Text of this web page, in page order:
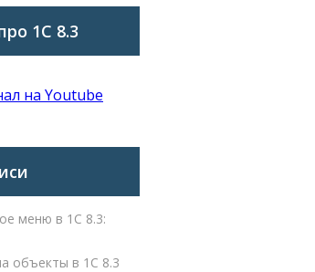
1С 8.3
меню в 1С 8.3:
объекты в 1С 8.3